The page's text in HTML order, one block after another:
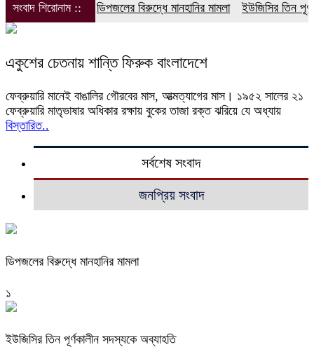
সংবাদ শিরোনাম :: ডিপজলের বিরুদ্ধে মানহানির মামলা ইউজিসির তিন
একুশের চেতনায় শান্তি ফিরুক বাংলাদেশে
ফেব্রুয়ারি মানেই বাঙালির গৌরবের মাস, আত্মত্যাগের মাস। ১৯৫২ সালের ২১
ফেব্রুয়ারি মাতৃভাষার অধিকার রক্ষায় বুকের তাজা রক্ত ঝরিয়ে যে অধ্যায়
বিস্তারিত..
সর্বশেষ সংবাদ
জনপ্রিয় সংবাদ
ডিপজলের বিরুদ্ধে মানহানির মামলা
১
ইউজিসির তিন পূর্ণকালীন সদস্যকে অব্যাহতি